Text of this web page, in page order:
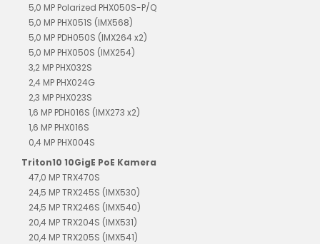
5,0 MP Polarized PHX050S-P/Q
5,0 MP PHX051S (IMX568)
5,0 MP PDH050S (IMX264 x2)
5,0 MP PHX050S (IMX254)
3,2 MP PHX032S
2,4 MP PHX024G
2,3 MP PHX023S
1,6 MP PDH016S (IMX273 x2)
1,6 MP PHX016S
0,4 MP PHX004S
Triton10 10GigE PoE Kamera
47,0 MP TRX470S
24,5 MP TRX245S (IMX530)
24,5 MP TRX246S (IMX540)
20,4 MP TRX204S (IMX531)
20,4 MP TRX205S (IMX541)